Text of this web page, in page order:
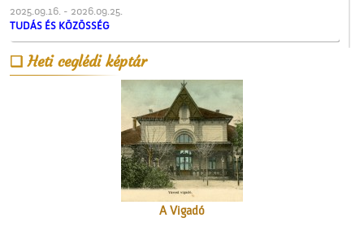
2025.09.16. - 2026.09.25.
TUDÁS ÉS KÖZÖSSÉG
Heti ceglédi képtár
Az ötödik köztéri szobor
A Vigadó